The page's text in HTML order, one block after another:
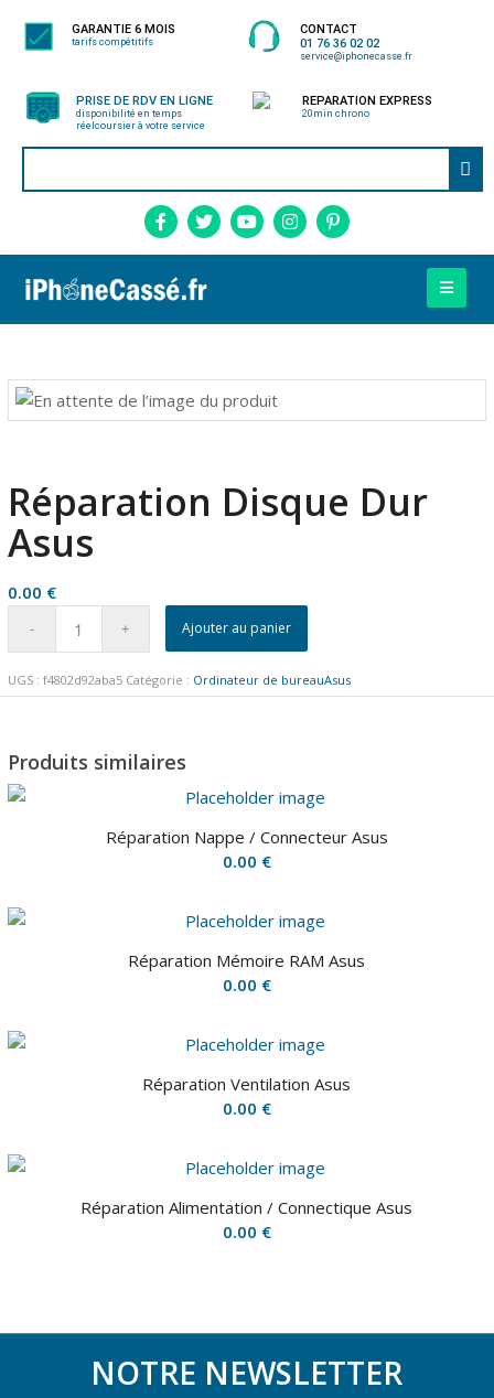
GARANTIE 6 MOIS
tarifs compétitifs
CONTACT
01 76 36 02 02
service@iphonecasse.fr
PRISE DE RDV EN LIGNE
disponibilité en temps
réelcoursier à votre service
REPARATION EXPRESS
20min chrono
Réparation Disque Dur
Asus
0.00 €
Ajouter au panier
UGS : f4802d92aba5 Catégorie : Ordinateur de bureauAsus
Produits similaires
Réparation Nappe / Connecteur Asus
0.00 €
Réparation Mémoire RAM Asus
0.00 €
Réparation Ventilation Asus
0.00 €
Réparation Alimentation / Connectique Asus
0.00 €
NOTRE NEWSLETTER